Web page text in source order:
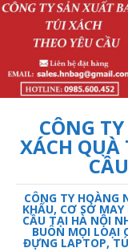
CÔNG
XÁCH QUÀ
CÔNG TY HOÀNG
KHẨU, CƠ SỞ
CẦU TẠI HÀ NỘI
BUÔN MỌI LOẠI
ĐỰNG LAPTOP,